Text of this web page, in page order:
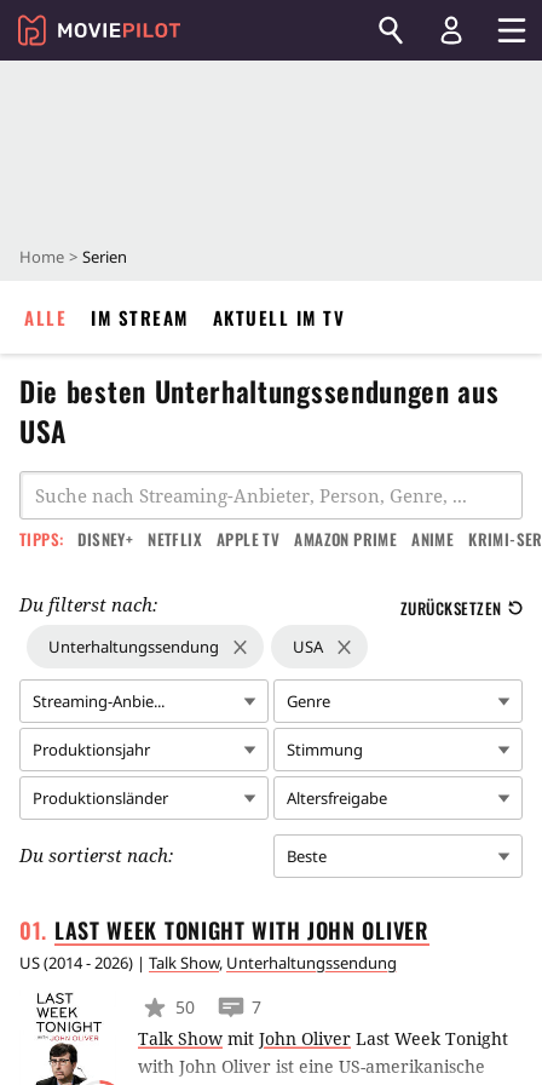
Home Serien
ALLE IM STREAM AKTUELL IM TV
Die besten Unterhaltungssendungen aus
USA
TIPPS: DISNEY+ NETFLIX APPLE TV AMAZON PRIME ANIME KRIMI-
Du filterst nach: ZURÜCKSETZEN
Unterhaltungssendung USA
Streaming-Anbie... Genre
Produktionsjahr Stimmung
Produktionsländer Altersfreigabe
Du sortierst nach: Beste
LAST WEEK TONIGHT WITH JOHNOLIVER
US(2014 - 2026) | Talk Show, Unterhaltungssendung
50
7
Talk Show mit John Oliver Last Week Tonight
with John Oliver ist eine US-amerikanische